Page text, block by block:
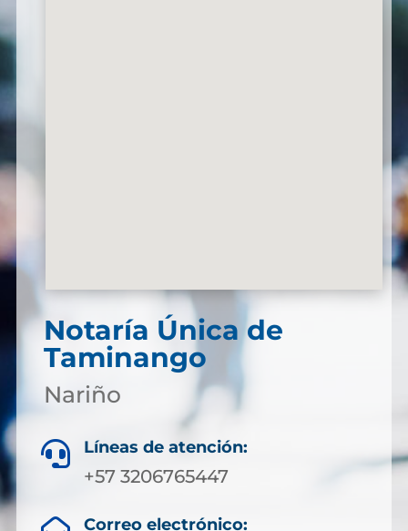
Notaría Única de
Taminango
Nariño
 Líneas de atención:
+57 3206765447
Correo electrónico: